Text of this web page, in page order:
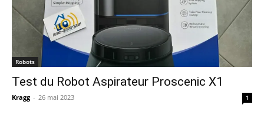
Robots
Test du Robot Aspirateur Proscenic X1
Kragg - 26 mai 2023 1